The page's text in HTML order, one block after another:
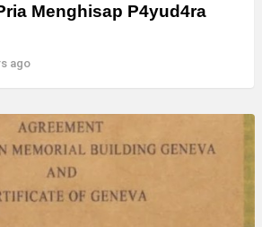
Menghisap P4yud4ra
ago